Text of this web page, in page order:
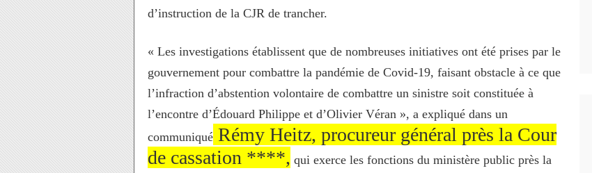
d’instruction de la CJR de trancher.
« Les investigations établissent que de nombreuses initiatives ont été prises par le
gouvernement pour combattre la pandémie de Covid-19, faisant obstacle à ce que
l’infraction d’abstention volontaire de combattre un sinistre soit constituée à
l’encontre d’Édouard Philippe et d’Olivier Véran », a expliqué dans un
communiqué Rémy Heitz, procureur général près la Cour
de cassation ****, qui exerce les fonctions du ministère public près la